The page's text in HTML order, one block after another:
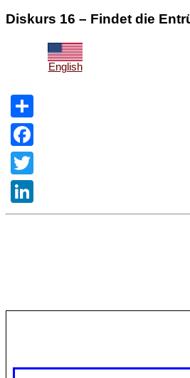
Diskurs 16 – Findet die
English
Share
Facebook
Twitter
LinkedIn